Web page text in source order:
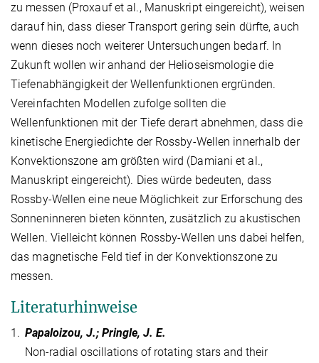
zu messen (Proxauf et al., Manuskript eingereicht), weisen
darauf hin, dass dieser Transport gering sein dürfte, auch
wenn dieses noch weiterer Untersuchungen bedarf. In
Zukunft wollen wir anhand der Helioseismologie die
Tiefenabhängigkeit der Wellenfunktionen ergründen.
Vereinfachten Modellen zufolge sollten die
Wellenfunktionen mit der Tiefe derart abnehmen, dass die
kinetische Energiedichte der Rossby-Wellen innerhalb der
Konvektionszone am größten wird (Damiani et al.,
Manuskript eingereicht). Dies würde bedeuten, dass
Rossby-Wellen eine neue Möglichkeit zur Erforschung des
Sonneninneren bieten könnten, zusätzlich zu akustischen
Wellen. Vielleicht können Rossby-Wellen uns dabei helfen,
das magnetische Feld tief in der Konvektionszone zu
messen.
Literaturhinweise
1. Papaloizou, J.; Pringle, J. E.
Non-radial oscillations of rotating stars and their